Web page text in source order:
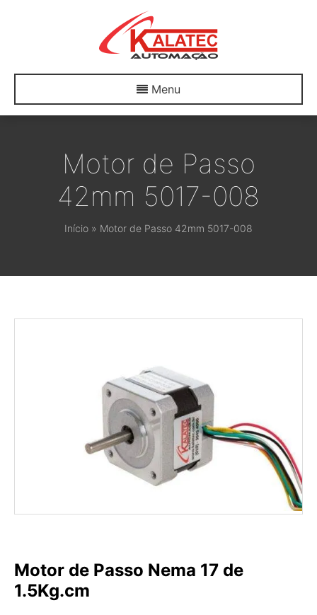
Menu
Motor de Passo
42mm 5017-008
Início » Motor de Passo 42mm 5017-008
Motor de Passo Nema 17 de
1.5Kg.cm